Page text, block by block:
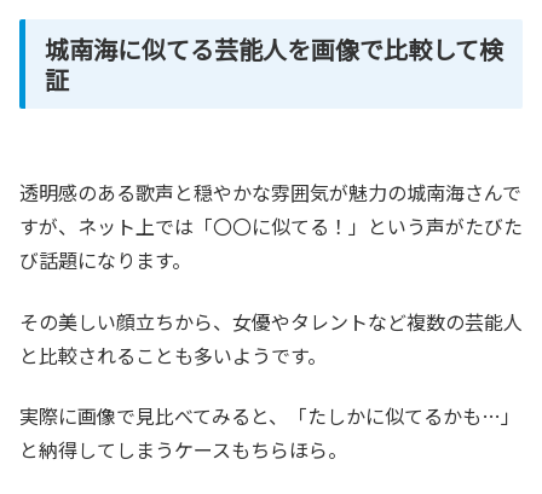
城南海に似てる芸能人を画像で比較して検
証
透明感のある歌声と穏やかな雰囲気が魅力の城南海さんで
すが、ネット上では「〇〇に似てる！」という声がたびた
び話題になります。
その美しい顔立ちから、女優やタレントなど複数の芸能人
と比較されることも多いようです。
実際に画像で見比べてみると、「たしかに似てるかも…」
と納得してしまうケースもちらほら。